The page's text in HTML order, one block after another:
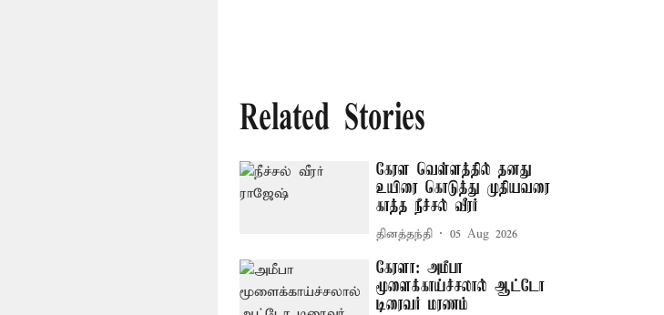
Related Stories
கேரள வெள்ளத்தில் தனது
உயிரை கொடுத்து முதியவரை
காத்த நீச்சல் வீரர்
தினத்தந்தி 05 Aug 2026
கேரளா: அமீபா
மூளைக்காய்ச்சலால் ஆட்டோ
டிரைவர் மரணம்